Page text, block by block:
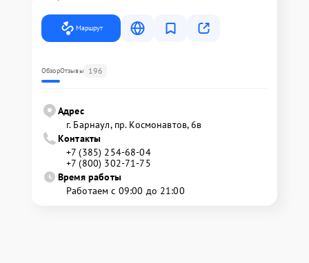
Маршрут
ОбзорОтзывы 196
Адрес
г. Барнаул, ​пр. Космонавтов, 6в
Контакты
+7 (385) 254-68-04
+7 (800) 302-71-75
Время работы
Работаем с 09:00 до 21:00